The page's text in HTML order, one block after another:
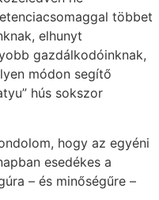
többet
elhunyt
gazdálkodóinknak,
módon segítő
hús sokszor
hogy az egyéni
esedékes a
– és minőségűre –